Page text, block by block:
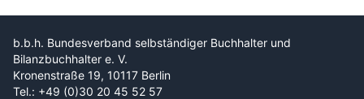
b.b.h. Bundesverband selbständiger Buchhalter und
Bilanzbuchhalter e. V.
Kronenstraße 19, 10117 Berlin
Tel.: +49 (0)30 20 45 52 57